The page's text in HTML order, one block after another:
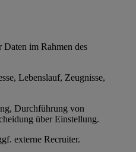
im Rahmen des
Lebenslauf, Zeugnisse,
Durchführung von
über Einstellung.
externe Recruiter.